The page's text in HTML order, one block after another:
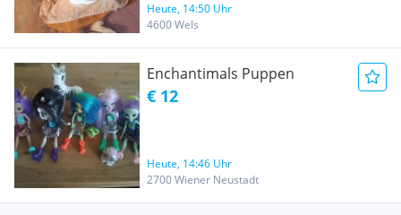
Heute, 14:50 Uhr
4600 Wels
Enchantimals Puppen
€ 12
Heute, 14:46 Uhr
2700 Wiener Neustadt